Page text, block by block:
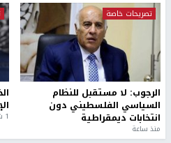
تصريحات خاصة
الرجوب: لا مستقبل للنظام
السياسي الفلسطيني دون
انتخابات ديمقراطية
منذ ساعة
1 شهر ago